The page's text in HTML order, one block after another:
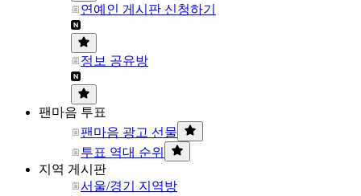
연예인 게시판 신청하기
정보 공유방
팬마음 투표
팬마음 광고 선물
투표 역대 순위
지역 게시판
서울/경기 지역방